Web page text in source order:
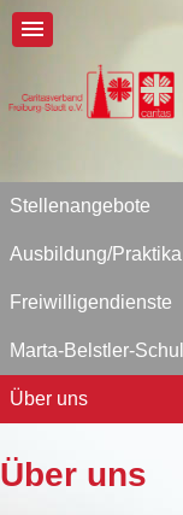
Stellenangebote
Ausbildung/Praktika
Freiwilligendienste
Marta-Belstler-
Über uns
Über uns